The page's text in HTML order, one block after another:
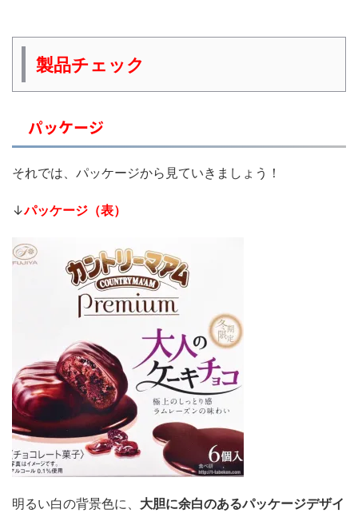
製品チェック
パッケージ
それでは、パッケージから見ていきましょう！
↓パッケージ（表）
明るい白の背景色に、 大胆に余白のあるパッケージデザイ